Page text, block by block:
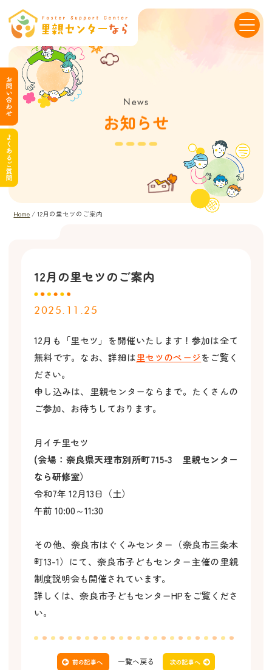
News
お知らせ
Home /12月の里セツのご案内
12月の里セツのご案内
2025.11.25
12月も「里セツ」を開催いたします！参加は全て
無料です。なお、詳細は里セツのページをご覧く
ださい。
申し込みは、里親センターならまで。たくさんの
ご参加、お待ちしております。
月イチ里セツ
(会場：奈良県天理市別所町715-3 里親センター
なら研修室）
令和7年 12月13日（土）
午前 10:00～11:30
その他、奈良市はぐくみセンター（奈良市三条本
町13-1）にて、奈良市子どもセンター主催の里親
制度説明会も開催されています。
詳しくは、奈良市子どもセンターHPをご覧くださ
い。
一覧へ戻る